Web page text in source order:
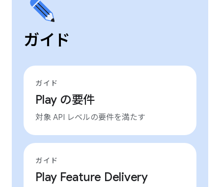
ガイド
ガイド
Play の要件
対象 API レベルの要件を満たす
ガイド
Play Feature Delivery